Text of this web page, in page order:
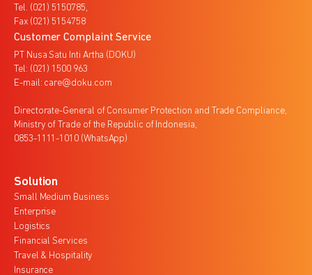
Tel. (021) 5150785,
Fax (021) 5154758
Customer Complaint Service
PT Nusa Satu Inti Artha (DOKU)
Tel: (021) 1500 963
E-mail: care@doku.com
Directorate-General of Consumer Protection and Trade Compliance,
Ministry of Trade of the Republic of Indonesia,
0853-1111-1010 (WhatsApp)
Solution
Small Medium Business
Enterprise
Logistics
Financial Services
Travel & Hospitality
Insurance